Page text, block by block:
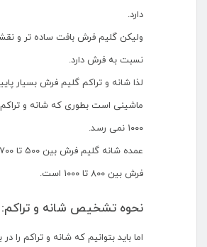
دارد.
ولیکن گلیم فرش بافت ساده تر و
نسبت به فرش دارد.
لذا شانه و تراکم گلیم فرش بسیار
ماشینی است بطوری که شانه و
۱۰۰۰ نمی رسد.
فرش بین ۸۰۰ تا ۱۰۰۰ است.
نحوه تشخیص شانه و تراکم:
اما باید بتوانیم که شانه و تراکم